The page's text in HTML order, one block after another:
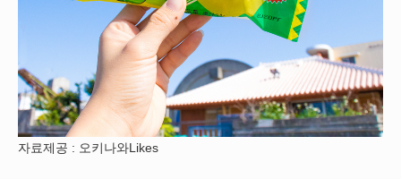
자료제공 : 오키나와Likes